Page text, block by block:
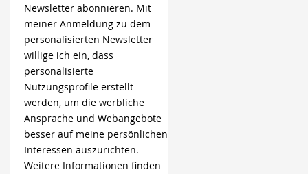
Newsletter abonnieren. Mit
meiner Anmeldung zu dem
personalisierten Newsletter
willige ich ein, dass
personalisierte
Nutzungsprofile erstellt
werden, um die werbliche
Ansprache und Webangebote
besser auf meine persönlichen
Interessen auszurichten.
Weitere Informationen finden